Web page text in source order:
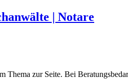
Thema zur Seite. Bei